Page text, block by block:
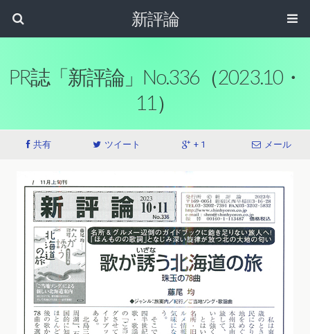
新評論
PR誌「新評論」No.336（2023.10・
11）
共有 ツイート + 1 メール